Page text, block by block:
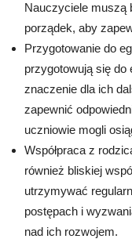
Nauczyciele muszą
porządek, aby
Przygotowanie do
przygotowują się
znaczenie dla ich
zapewnić
uczniowie mogli
Współpraca z
również bliskiej
utrzymywać
postępach i
nad ich rozwojem.